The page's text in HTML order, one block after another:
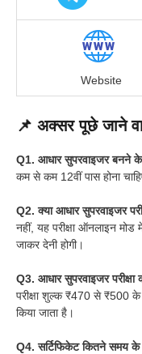
Website
📌 अक्सर पूछे जाने
Q1. आधार सुपरवाइजर बनने के
कम से कम 12वीं पास होना
Q2. क्या आधार सुपरवाइजर
नहीं, यह परीक्षा ऑनलाइन
जाकर देनी होगी।
Q3. आधार सुपरवाइजर परीक्षा
परीक्षा शुल्क ₹470 से ₹500
किया जाता है।
Q4. सर्टिफिकेट कितने समय के